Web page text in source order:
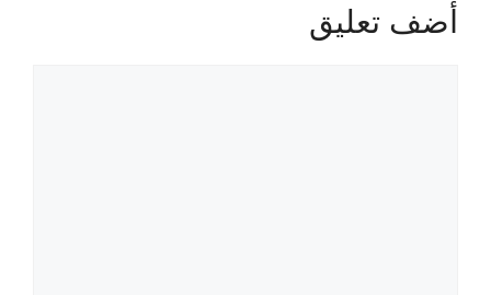
أضف تعليق